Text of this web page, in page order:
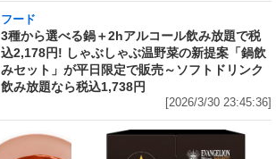
フード
3種から選べる鍋＋2hアルコール飲み放題で税
込2,178円! しゃぶしゃぶ温野菜の新提案「鍋飲
みセット」が平日限定で販売～ソフトドリンク
飲み放題なら税込1,738円
[2026/3/30 23:45:36]